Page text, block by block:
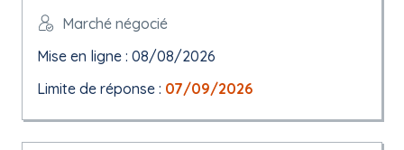
Marché négocié
Mise en ligne : 08/08/2026
Limite de réponse : 07/09/2026